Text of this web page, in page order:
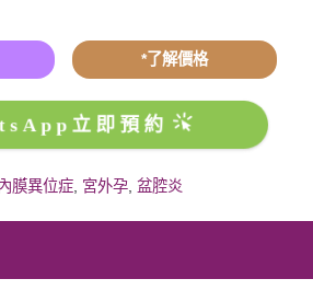
*了解價格
立即預約
膜異位症 宮外孕 盆腔炎